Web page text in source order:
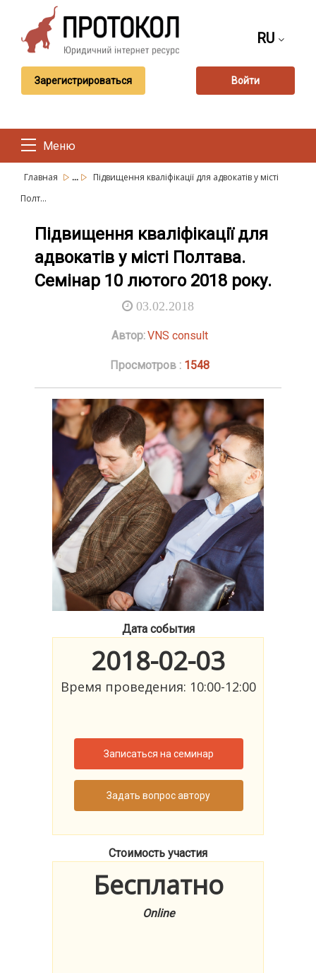
RU
Зарегистрироваться Войти
Меню
Главная ...
Підвищення кваліфікації для адвокатів у місті
Полт...
Підвищення кваліфікації для
адвокатів у місті Полтава.
Семінар 10 лютого 2018 року.
03.02.2018
Автор:VNS consult
Просмотров : 1548
Дата события
2018-02-03
Время проведения: 10:00-12:00
Записаться на семинар
Задать вопрос автору
Стоимость участия
Бесплатно
Online